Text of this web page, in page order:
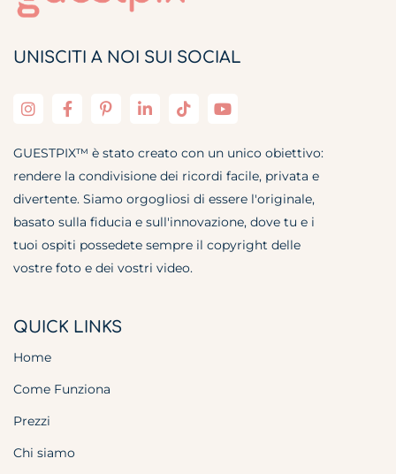
UNISCITI A NOI SUI SOCIAL
GUESTPIX™ è stato creato con un unico obiettivo:
rendere la condivisione dei ricordi facile, privata e
divertente. Siamo orgogliosi di essere l'originale,
basato sulla fiducia e sull'innovazione, dove tu e i
tuoi ospiti possedete sempre il copyright delle
vostre foto e dei vostri video.
QUICK LINKS
Home
Come Funziona
Prezzi
Chi siamo